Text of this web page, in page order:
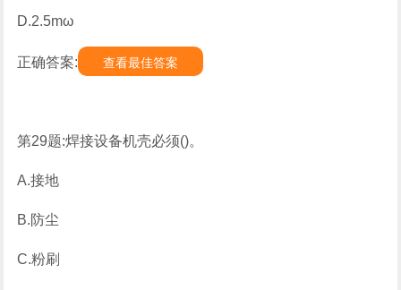
D.2.5mω
正确答案: 查看最佳答案
第29题:焊接设备机壳必须()。
A.接地
B.防尘
C.粉刷